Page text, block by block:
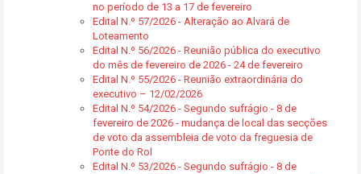
no período de 13 a 17 de fevereiro
Edital N.º 57/2026 - Alteração ao Alvará de
Loteamento
Edital N.º 56/2026 - Reunião pública do executivo
do mês de fevereiro de 2026 - 24 de fevereiro
Edital N.º 55/2026 - Reunião extraordinária do
executivo – 12/02/2026
Edital N.º 54/2026 - Segundo sufrágio - 8 de
fevereiro de 2026 - mudança de local das secções
de voto da assembleia de voto da freguesia de
Ponte do Rol
Edital N.º 53/2026 - Segundo sufrágio - 8 de